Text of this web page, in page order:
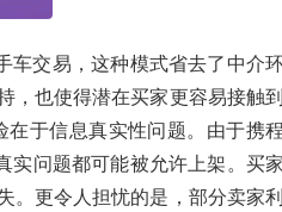
车交易，这种模式省去了中介
，也使得潜在买家更容易接触到
于信息真实性问题。由于携程
实问题都可能被允许上架。买家
。更令人担忧的是，部分卖家利